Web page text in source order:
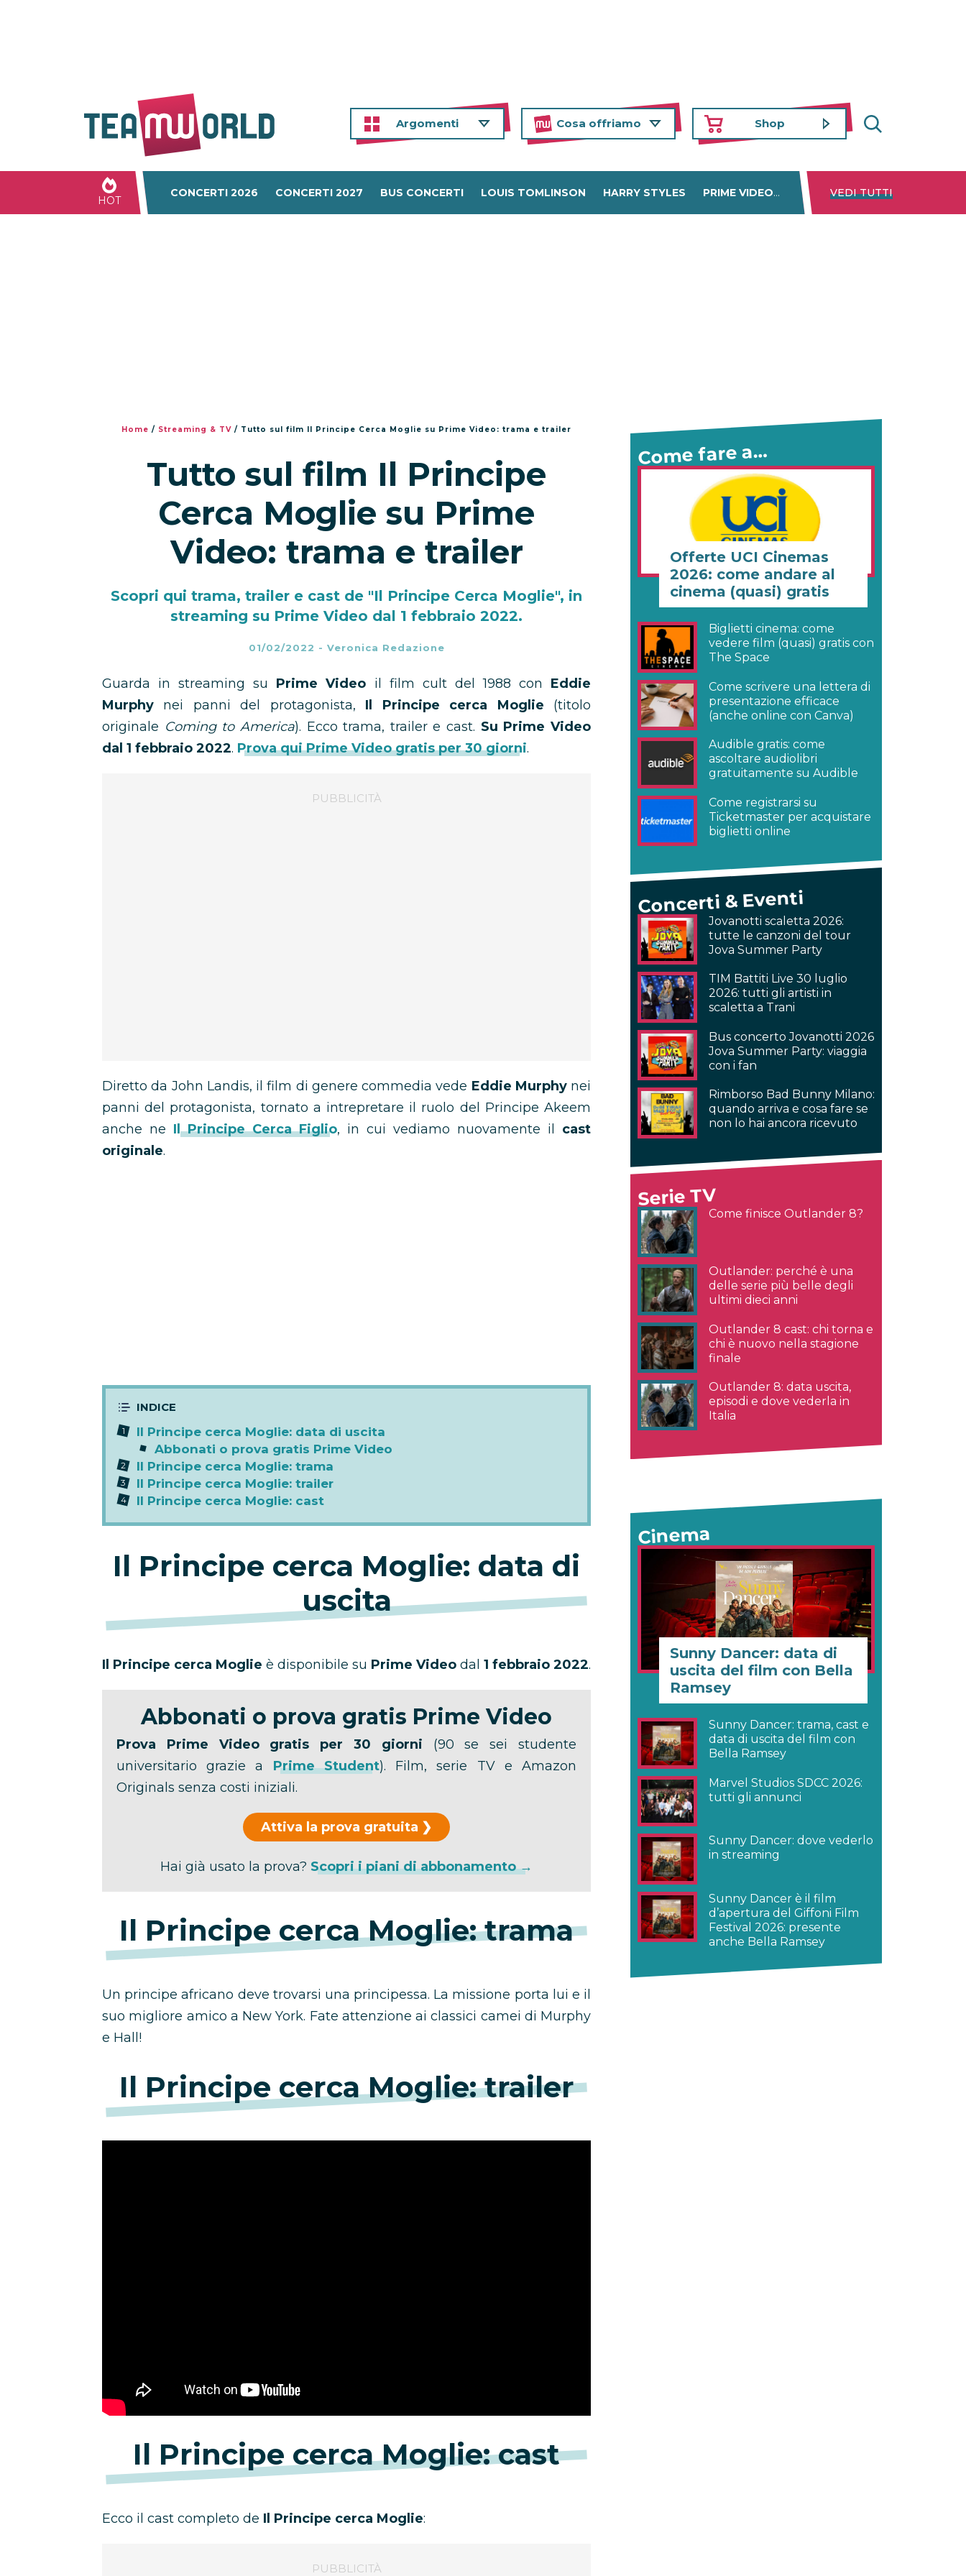
Argomenti Cosa offriamo Shop
HOT
CONCERTI 2026 CONCERTI 2027 BUS CONCERTI LOUIS TOMLINSON HARRY STYLES PRIME VIDEO DISNEY+ NETFLIX
VEDI TUTTI
Home / Streaming & TV / Tutto sul film Il Principe Cerca Moglie su Prime Video: trama e trailer
Tutto sul film Il Principe
Cerca Moglie su Prime
Video: trama e trailer
Scopri qui trama, trailer e cast de "Il Principe Cerca Moglie", in
streaming su Prime Video dal 1 febbraio 2022.
01/02/2022 - Veronica Redazione
Guarda in streaming su Prime Video il film cult del 1988 con Eddie
Murphy nei panni del protagonista, Il Principe cerca Moglie (titolo
originale Coming to America). Ecco trama, trailer e cast. Su Prime Video
dal 1 febbraio 2022. Prova qui Prime Video gratis per 30 giorni.
Diretto da John Landis, il film di genere commedia vede Eddie Murphynei
panni del protagonista, tornato a intrepretare il ruolo del Principe Akeem
anche ne Il Principe Cerca Figlio, in cui vediamo nuovamente il cast
originale.
Il Principe cerca Moglie: data di uscita
Abbonati o prova gratis Prime Video
Il Principe cerca Moglie: trama
Il Principe cerca Moglie: trailer
Il Principe cerca Moglie: cast
Il Principe cerca Moglie: data di
uscita
Il Principe cerca Moglie è disponibile su Prime Video dal 1 febbraio 2022.
Abbonati o prova gratis Prime Video
Prova Prime Video gratis per 30 giorni (90 se sei studente
universitario grazie a Prime Student). Film, serie TV e Amazon
Originals senza costi iniziali.
Attiva la prova gratuita
Hai già usato la prova? Scopri i piani di abbonamento →
Il Principe cerca Moglie: trama
Un principe africano deve trovarsi una principessa. La missione porta lui e il
suo migliore amico a New York. Fate attenzione ai classici camei di Murphy
e Hall!
Il Principe cerca Moglie: trailer
Il Principe cerca Moglie: cast
Ecco il cast completo de Il Principe cerca Moglie:
Come fare a…
Offerte UCI Cinemas
2026: come andare al
cinema (quasi) gratis
Biglietti cinema: come
vedere film (quasi) gratis con
The Space
Come scrivere una lettera di
presentazione efficace
(anche online con Canva)
Audible gratis: come
ascoltare audiolibri
gratuitamente su Audible
Come registrarsi su
Ticketmaster per acquistare
biglietti online
Concerti & Eventi
Jovanotti scaletta 2026:
tutte le canzoni del tour
Jova Summer Party
TIM Battiti Live 30 luglio
2026: tutti gli artisti in
scaletta a Trani
Bus concerto Jovanotti 2026
Jova Summer Party: viaggia
con i fan
Rimborso Bad Bunny Milano:
quando arriva e cosa fare se
non lo hai ancora ricevuto
Serie TV
Come finisce Outlander 8?
Outlander: perché è una
delle serie più belle degli
ultimi dieci anni
Outlander 8 cast: chi torna e
chi è nuovo nella stagione
finale
Outlander 8: data uscita,
episodi e dove vederla in
Italia
Cinema
Sunny Dancer: data di
uscita del film con Bella
Ramsey
Sunny Dancer: trama, cast e
data di uscita del film con
Bella Ramsey
Marvel Studios SDCC 2026:
tutti gli annunci
Sunny Dancer: dove vederlo
in streaming
Sunny Dancer è il film
d’apertura del Giffoni Film
Festival 2026: presente
anche Bella Ramsey